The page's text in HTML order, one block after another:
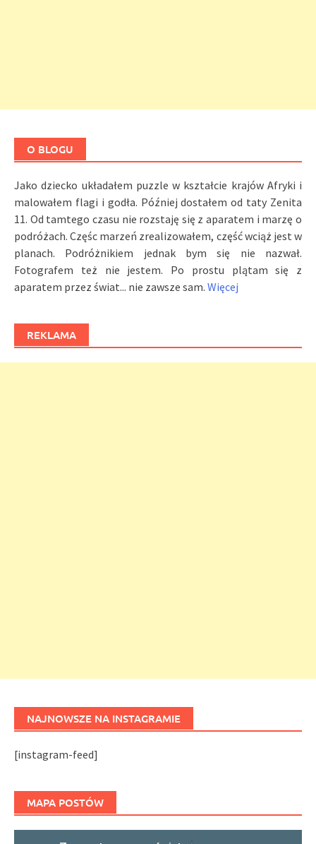
O BLOGU
Jako dziecko układałem puzzle w kształcie krajów Afryki i
malowałem flagi i godła. Później dostałem od taty Zenita
11. Od tamtego czasu nie rozstaję się z aparatem i marzę o
podróżach. Częśc marzeń zrealizowałem, część wciąż jest w
planach. Podróżnikiem jednak bym się nie nazwał.
Fotografem też nie jestem. Po prostu plątam się z
aparatem przez świat... nie zawsze sam. Więcej
REKLAMA
NAJNOWSZE NA INSTAGRAMIE
[instagram-feed]
MAPA POSTÓW